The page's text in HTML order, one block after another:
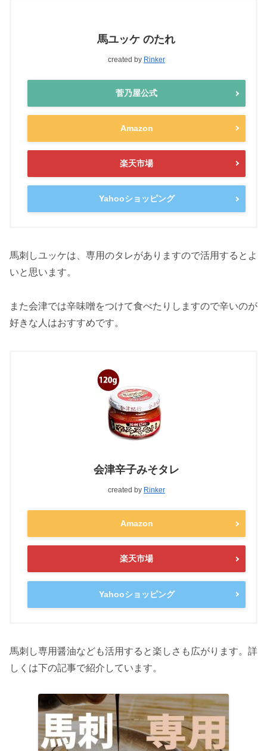
馬ユッケ のたれ
created by Rinker
菅乃屋公式
Amazon
楽天市場
Yahooショッピング
馬刺しユッケは、専用のタレがありますので活用するとよ
いと思います。
また会津では辛味噌をつけて食べたりしますので辛いのが
好きな人はおすすめです。
会津辛子みそタレ
created by Rinker
Amazon
楽天市場
Yahooショッピング
馬刺し専用醤油なども活用すると楽しさも広がります。詳
しくは下の記事で紹介しています。